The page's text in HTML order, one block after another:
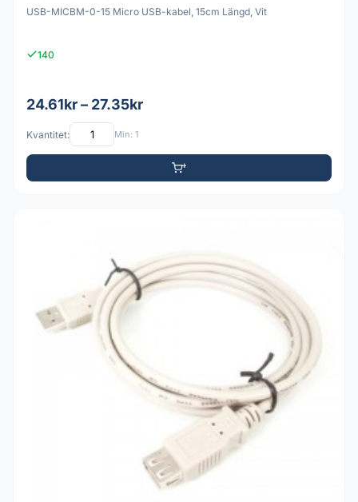
USB-MICBM-0-15 Micro USB-kabel, 15cm Längd, Vit
140
24.61kr – 27.35kr
Kvantitet: Min: 1